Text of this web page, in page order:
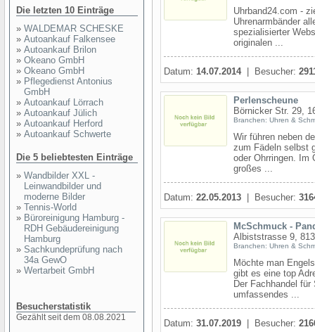
Die letzten 10 Einträge
» WALDEMAR SCHESKE
» Autoankauf Falkensee
» Autoankauf Brilon
» Okeano GmbH
» Okeano GmbH
» Pflegedienst Antonius
GmbH
» Autoankauf Lörrach
» Autoankauf Jülich
» Autoankauf Herford
» Autoankauf Schwerte
Die 5 beliebtesten Einträge
» Wandbilder XXL -
Leinwandbilder und
moderne Bilder
» Tennis-World
» Büroreinigung Hamburg -
RDH Gebäudereinigung
Hamburg
» Sachkundeprüfung nach
34a GewO
» Wertarbeit GmbH
Besucherstatistik
Gezählt seit dem 08.08.2021
Uhrband24.com -
Uhrenarmbänder
spezialisierter
originalen ...
Datum: 14.07.2014| Besucher:
Perlenscheune
Börnicker Str. 29,
Branchen: Uhren &
Wir führen neben
zum Fädeln selbst
oder Ohrringen. Im
großes ...
Datum: 22.05.2013 | Besucher:
McSchmuck -
Albiststrasse 9,
Branchen: Uhren &
Möchte man
gibt es eine top
Der Fachhandel
umfassendes ...
Datum: 31.07.2019 | Besucher: